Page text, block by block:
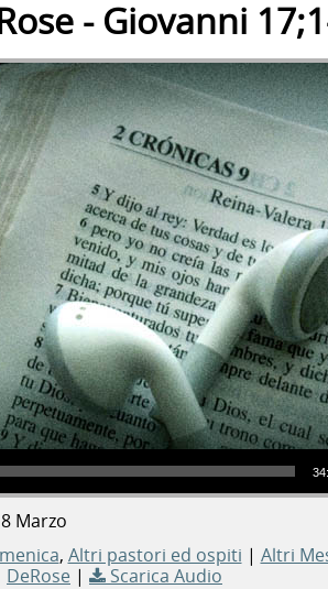
- Giovanni
Marzo
, Altri pastori ed ospiti | Altri
DeRose | Scarica Audio